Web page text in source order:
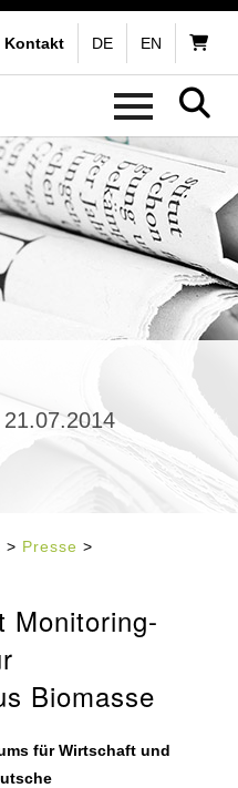
Kontakt DE EN
> Presse >
Monitoring-
Biomasse
für Wirtschaft und